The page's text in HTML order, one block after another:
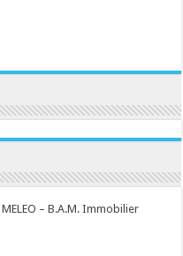
– B.A.M. Immobilier